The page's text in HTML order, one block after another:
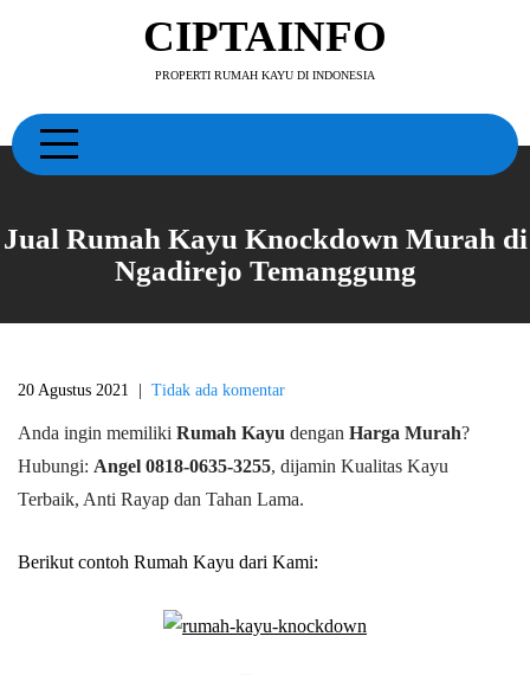
CIPTAINFO
PROPERTI RUMAH KAYU DI INDONESIA
Jual Rumah Kayu Knockdown Murah di
Ngadirejo Temanggung
20 Agustus 2021 Tidak ada komentar
Anda ingin memiliki Rumah Kayu dengan Harga Murah?
Hubungi: Angel 0818-0635-3255, dijamin Kualitas Kayu
Terbaik, Anti Rayap dan Tahan Lama.
Berikut contoh Rumah Kayu dari Kami: